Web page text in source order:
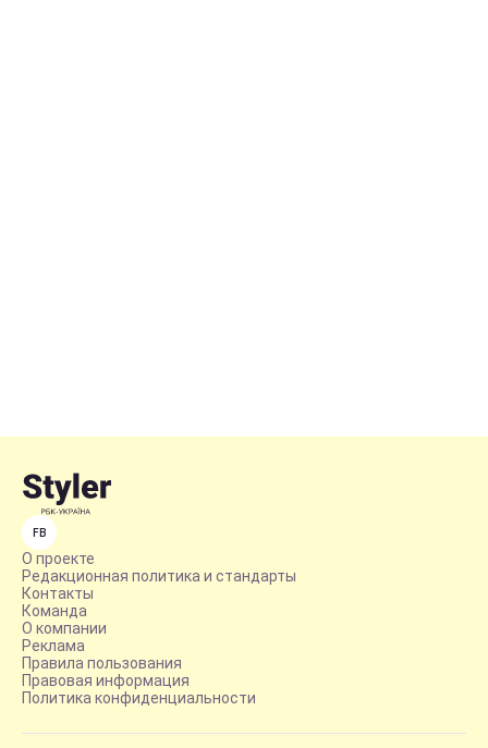
FB
О проекте
Редакционная политика и стандарты
Контакты
Команда
О компании
Реклама
Правила пользования
Правовая информация
Политика конфиденциальности